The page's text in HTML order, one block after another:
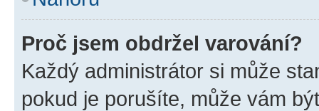
Proč jsem obdržel varování?
Každý administrátor si může
pokud je porušíte, může vám